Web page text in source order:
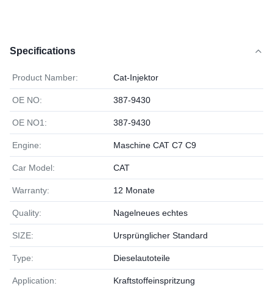
Specifications
Product Namber: Cat-Injektor
OE NO: 387-9430
OE NO1: 387-9430
Engine: Maschine CAT C7 C9
Car Model: CAT
Warranty: 12 Monate
Quality: Nagelneues echtes
SIZE: Ursprünglicher Standard
Type: Dieselautoteile
Application: Kraftstoffeinspritzung